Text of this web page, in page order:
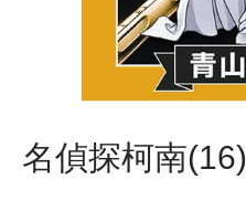
名偵探柯南(16)